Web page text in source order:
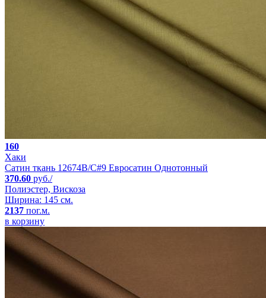
160
Хаки
Сатин ткань 12674B/C#9 Евросатин Однотонный
370.60 руб./
Полиэстер, Вискоза
Ширина: 145 см.
2137 пог.м.
в корзину